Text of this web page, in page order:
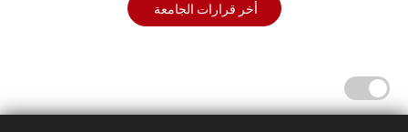
أخر قرارات الجامعة